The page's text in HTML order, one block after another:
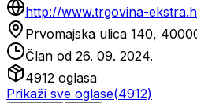
http://www.trgovina-
Prvomajska ulica 140,
Član od 26. 09. 2024.
4912 oglasa
Prikaži sve oglase(4912)